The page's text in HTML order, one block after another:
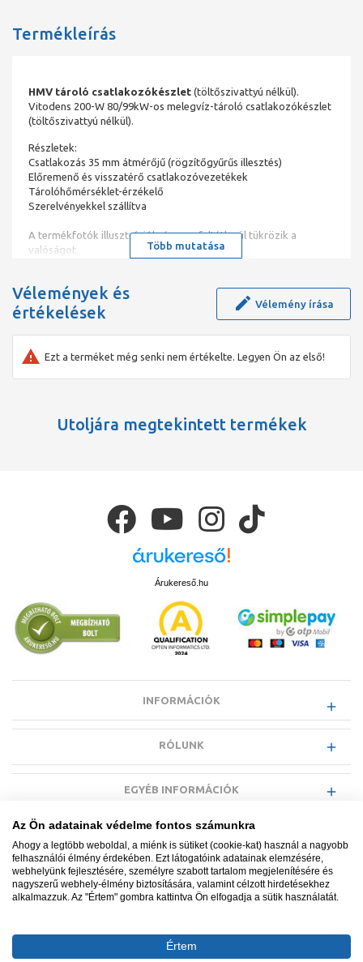
Termékleírás
HMV tároló csatlakozókészlet (töltőszivattyú nélkül).
Vitodens 200-W 80/99kW-os melegvíz-tároló csatlakozókészlet
(töltőszivattyú nélkül).
Részletek:
Csatlakozás 35 mm átmérőjű (rögzítőgyűrűs illesztés)
Előremenő és visszatérő csatlakozóvezetékek
Tárolóhőmérséklet-érzékelő
Szerelvényekkel szállítva
A termékfotók illusztrációk, és nem feltétlenül tükrözik a
valóságot.
Több mutatása
Vélemények és
értékelések
Vélemény írása
Ezt a terméket még senki nem értékelte. Legyen Ön az első!
Utoljára megtekintett termékek
Árukereső.hu
INFORMÁCIÓK
RÓLUNK
EGYÉB INFORMÁCIÓK
87052/2015.
Ügyfélszolgálat: +36 1 700 3500
Az Ön adatainak védelme fontos számunkra
Ahogy a legtöbb weboldal, a miénk is sütiket (cookie-kat) használ a nagyobb
felhasználói élmény érdekében. Ezt látogatóink adatainak elemzésére,
webhelyünk fejlesztésére, személyre szabott tartalom megjelenítésére és
nagyszerű webhely-élmény biztosítására, valamint célzott hirdetésekhez
alkalmazzuk. Az "Értem" gombra kattintva Ön elfogadja a sütik használatát.
Értem